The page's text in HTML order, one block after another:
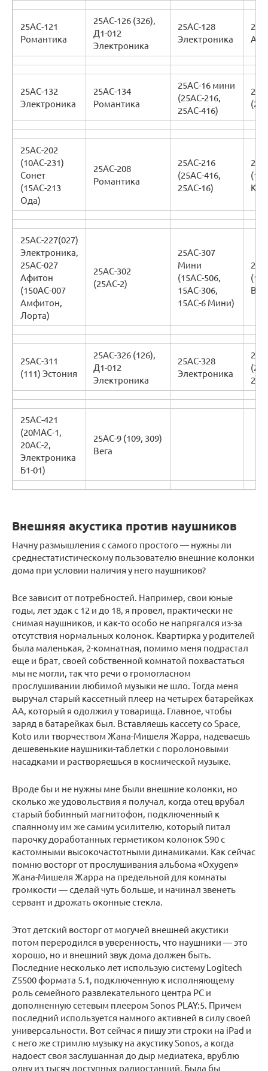
25АС-121
Романтика
25АС-126 (326),
Д1-012
Электроника
25АС-128
Электроника
25АС-132
Электроника
25АС-134
Романтика
25АС-16 мини
(25АС-216,
25АС-416)
25АС-202
(10АС-231)
Сонет
(15АС-213
Ода)
25АС-208
Романтика
25АС-216
(25АС-416,
25АС-16)
25АС-227(027)
Электроника,
25АС-027
Афитон
(150АС-007
Амфитон,
Лорта)
25АС-302
(25АС-2)
25АС-307
Мини
(15АС-506,
15АС-306,
15АС-6 Мини)
25АС-311
(111) Эстония
25АС-326 (126),
Д1-012
Электроника
25АС-328
Электроника
25АС-421
(20МАС-1,
20АС-2,
Электроника
Б1-01)
25АС-9 (109, 309)
Вега
Внешняя акустика против наушников
Начну размышления с самого простого — нужны ли
среднестатистическому пользователю внешние колонки
дома при условии наличия у него наушников?
Все зависит от потребностей. Например, свои юные
годы, лет эдак с 12 и до 18, я провел, практически не
снимая наушников, и как-то особо не напрягался из-за
отсутствия нормальных колонок. Квартирка у родителей
была маленькая, 2-комнатная, помимо меня подрастал
еще и брат, своей собственной комнатой похвастаться
мы не могли, так что речи о громогласном
прослушивании любимой музыки не шло. Тогда меня
выручал старый кассетный плеер на четырех батарейках
АА, который я одолжил у товарища. Главное, чтобы
заряд в батарейках был. Вставляешь кассету со Space,
Koto или творчеством Жана-Мишеля Жарра, надеваешь
дешевенькие наушники-таблетки с поролоновыми
насадками и растворяешься в космической музыке.
Вроде бы и не нужны мне были внешние колонки, но
сколько же удовольствия я получал, когда отец врубал
старый бобинный магнитофон, подключенный к
спаянному им же самим усилителю, который питал
парочку доработанных герметиком колонок S90 с
кастомными высокочастотными динамиками. Как сейчас
помню восторг от прослушивания альбома «Oxygen»
Жана-Мишеля Жарра на предельной для комнаты
громкости — сделай чуть больше, и начинал звенеть
сервант и дрожать оконные стекла.
Этот детский восторг от могучей внешней акустики
потом переродился в уверенность, что наушники — это
хорошо, но и внешний звук дома должен быть.
Последние несколько лет использую систему Logitech
Z5500 формата 5.1, подключенную к исполняющему
роль семейного развлекательного центра PC и
дополненную сетевым плеером Sonos PLAY:5. Причем
последний используется намного активней в силу своей
универсальности. Вот сейчас я пишу эти строки на iPad и
с него же стримлю музыку на акустику Sonos, а когда
надоест своя заслушанная до дыр медиатека, врублю
одну из тысяч доступных радиостанций. Была бы